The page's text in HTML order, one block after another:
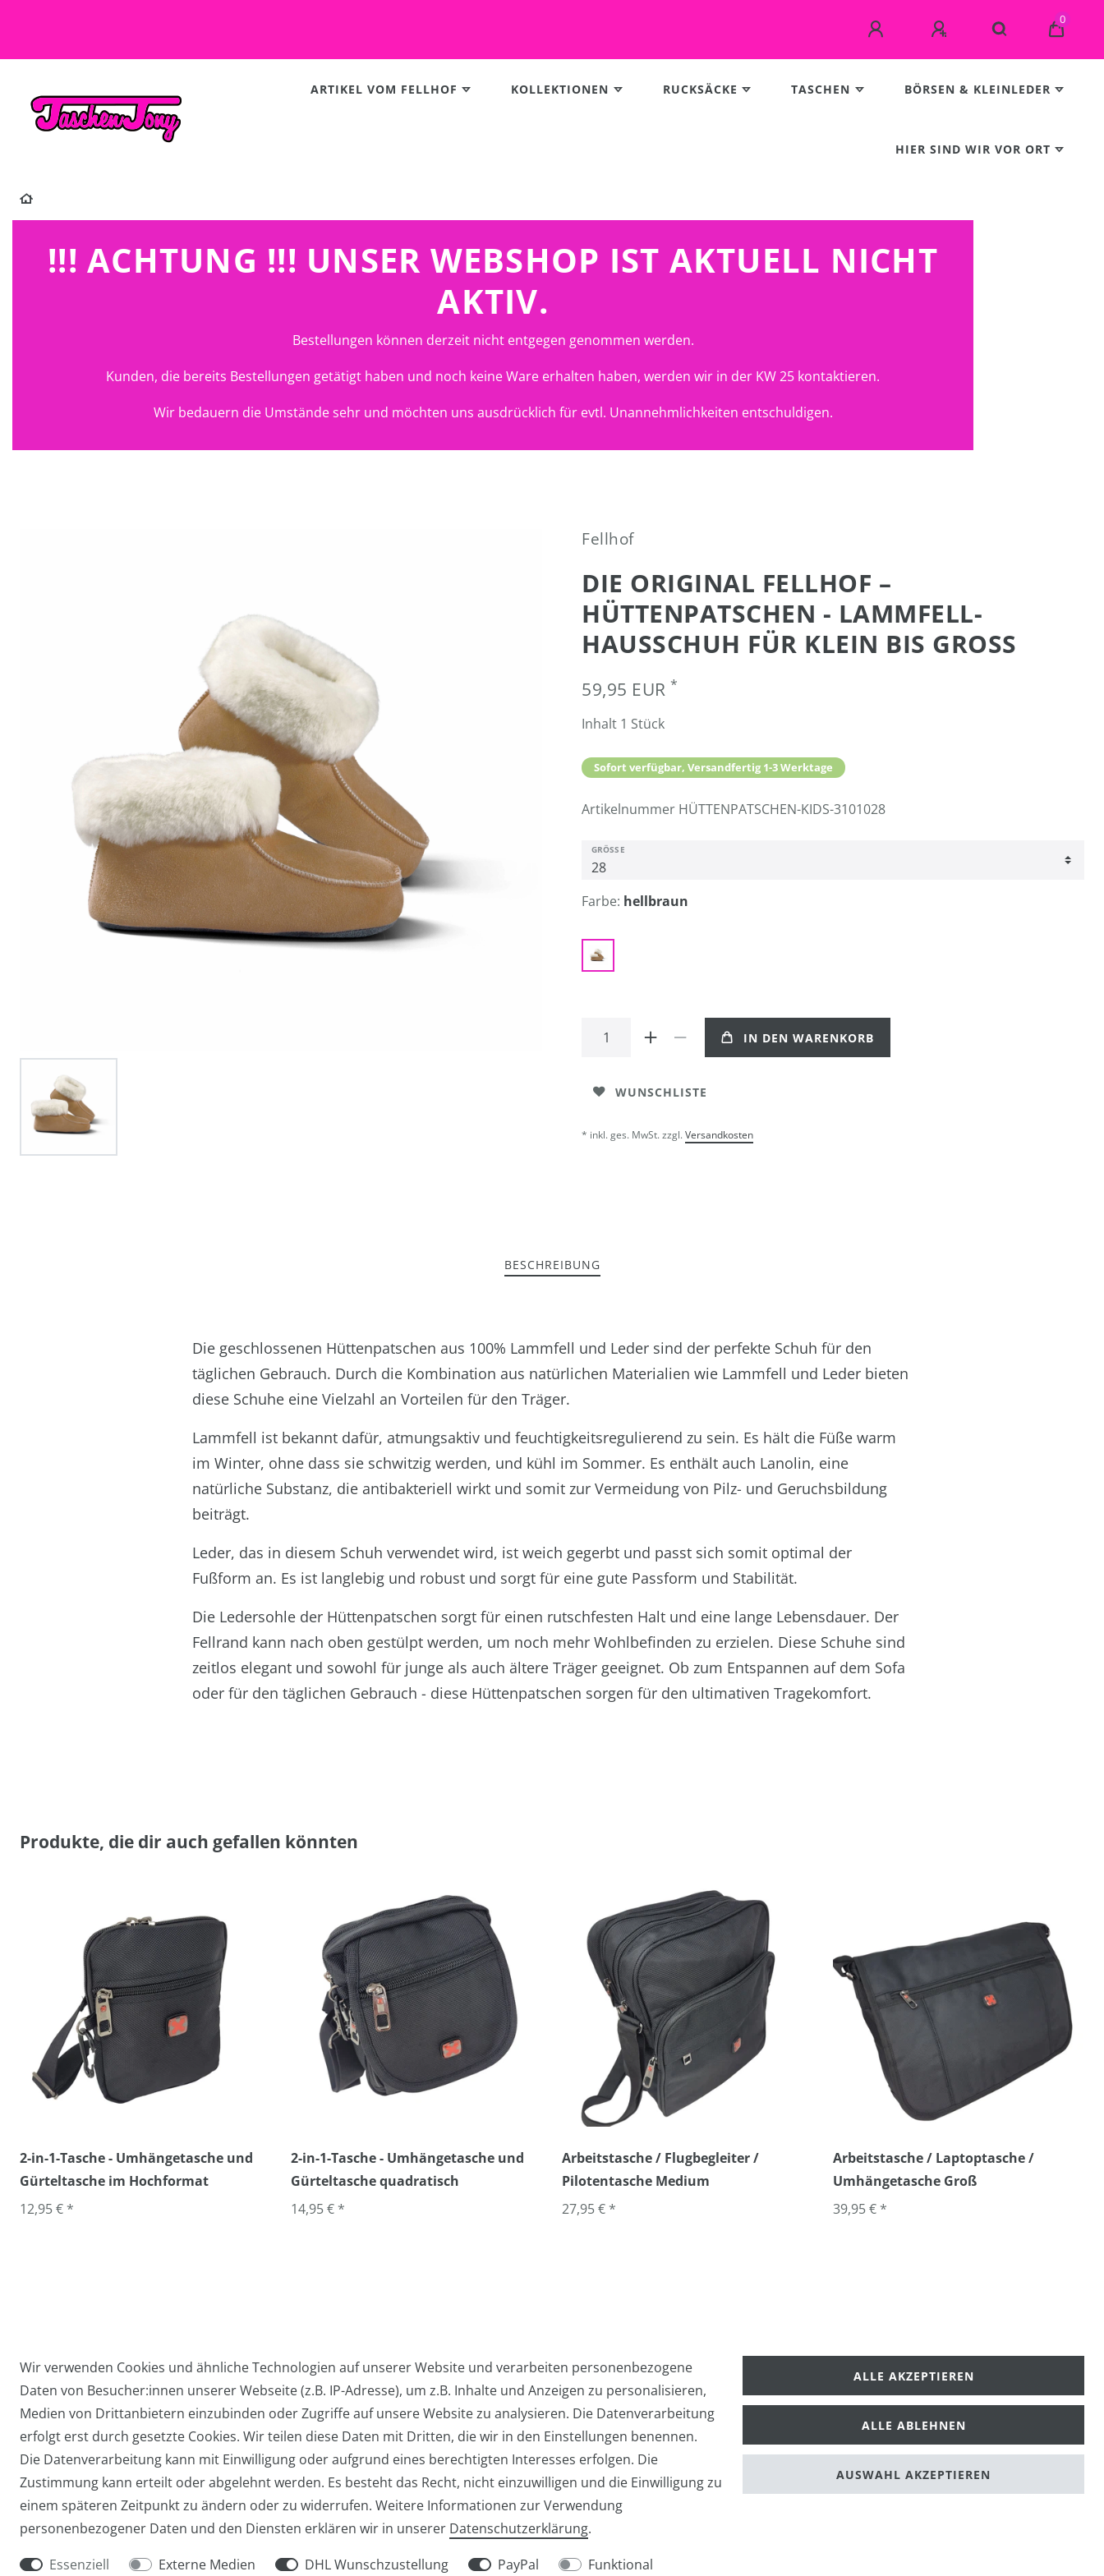
0
ARTIKEL VOM FELLHOF KOLLEKTIONEN RUCKSÄCKE TASCHEN BÖRSEN & KLEINLEDER
HIER SIND WIR VOR ORT
!!! ACHTUNG !!! UNSER WEBSHOP IST AKTUELL NICHT
AKTIV.
Bestellungen können derzeit nicht entgegen genommen werden.
Kunden, die bereits Bestellungen getätigt haben und noch keine Ware erhalten haben, werden wir in der KW 25 kontaktieren.
Wir bedauern die Umstände sehr und möchten uns ausdrücklich für evtl. Unannehmlichkeiten entschuldigen.
Fellhof
DIE ORIGINAL FELLHOF –
HÜTTENPATSCHEN - LAMMFELL-
HAUSSCHUH FÜR KLEIN BIS GROSS
59,95 EUR *
Inhalt 1 Stück
Sofort verfügbar, Versandfertig 1-3 Werktage
Artikelnummer HÜTTENPATSCHEN-KIDS-3101028
GRÖSSE
Farbe: hellbraun
IN DEN WARENKORB
WUNSCHLISTE
* inkl. ges. MwSt. zzgl.Versandkosten
BESCHREIBUNG
Die geschlossenen Hüttenpatschen aus 100% Lammfell und Leder sind der perfekte Schuh für den
täglichen Gebrauch. Durch die Kombination aus natürlichen Materialien wie Lammfell und Leder bieten
diese Schuhe eine Vielzahl an Vorteilen für den Träger.
Lammfell ist bekannt dafür, atmungsaktiv und feuchtigkeitsregulierend zu sein. Es hält die Füße warm
im Winter, ohne dass sie schwitzig werden, und kühl im Sommer. Es enthält auch Lanolin, eine
natürliche Substanz, die antibakteriell wirkt und somit zur Vermeidung von Pilz- und Geruchsbildung
beiträgt.
Leder, das in diesem Schuh verwendet wird, ist weich gegerbt und passt sich somit optimal der
Fußform an. Es ist langlebig und robust und sorgt für eine gute Passform und Stabilität.
Die Ledersohle der Hüttenpatschen sorgt für einen rutschfesten Halt und eine lange Lebensdauer. Der
Fellrand kann nach oben gestülpt werden, um noch mehr Wohlbefinden zu erzielen. Diese Schuhe sind
zeitlos elegant und sowohl für junge als auch ältere Träger geeignet. Ob zum Entspannen auf dem Sofa
oder für den täglichen Gebrauch - diese Hüttenpatschen sorgen für den ultimativen Tragekomfort.
Produkte, die dir auch gefallen könnten
2-in-1-Tasche - Umhängetasche und
Gürteltasche im Hochformat
12,95 € *
2-in-1-Tasche - Umhängetasche und
Gürteltasche quadratisch
14,95 € *
Arbeitstasche / Flugbegleiter /
Pilotentasche Medium
27,95 € *
Arbeitstasche / Laptoptasche /
Umhängetasche Groß
39,95 € *
Widerrufs­recht Widerrufs­formular Impressum Daten­schutz­erklärung AGB
info@taschen-tony.de
© Copyright 2026 | Alle Rechte vorbehalten.
Wir verwenden Cookies und ähnliche Technologien auf unserer Website und verarbeiten personenbezogene
Daten von Besucher:innen unserer Webseite (z.B. IP-Adresse), um z.B. Inhalte und Anzeigen zu personalisieren,
Medien von Drittanbietern einzubinden oder Zugriffe auf unsere Website zu analysieren. Die Datenverarbeitung
erfolgt erst durch gesetzte Cookies. Wir teilen diese Daten mit Dritten, die wir in den Einstellungen benennen.
Die Datenverarbeitung kann mit Einwilligung oder aufgrund eines berechtigten Interesses erfolgen. Die
Zustimmung kann erteilt oder abgelehnt werden. Es besteht das Recht, nicht einzuwilligen und die Einwilligung zu
einem späteren Zeitpunkt zu ändern oder zu widerrufen. Weitere Informationen zur Verwendung
personenbezogener Daten und den Diensten erklären wir in unserer Daten­schutz­erklärung.
Essenziell
Externe Medien DHL Wunschzustellung PayPal Funktional
ALLE AKZEPTIEREN
ALLE ABLEHNEN
AUSWAHL AKZEPTIEREN